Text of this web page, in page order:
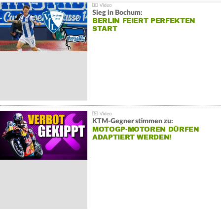
Sieg in Bochum:
BERLIN FEIERT PERFEKTEN
START
KTM-Gegner stimmen zu:
MOTOGP-MOTOREN DÜRFEN
ADAPTIERT WERDEN!